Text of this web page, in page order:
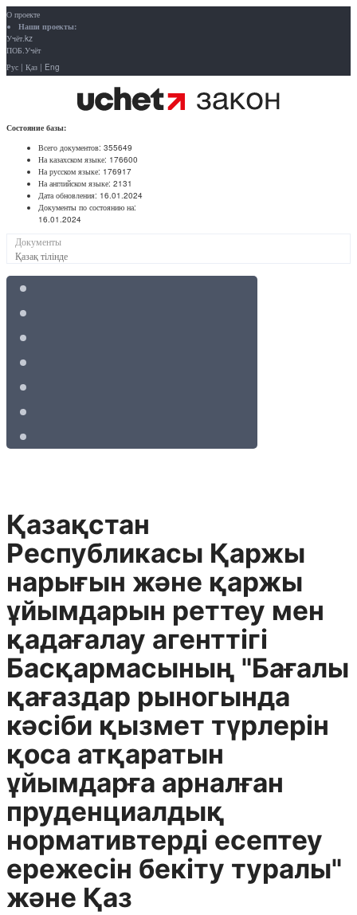
О проекте
Наши проекты:
Учёт.kz
ПОБ.Учёт
Рус | Қаз | Eng
Состояние базы:
Всего документов: 355649
На казахском языке: 176600
На русском языке: 176917
На английском языке: 2131
Дата обновления: 16.01.2024
Документы по состоянию на:
16.01.2024
Документы
Қазақ тілінде
Қазақстан
Республикасы Қаржы
нарығын және қаржы
ұйымдарын реттеу мен
қадағалау агенттігі
Басқармасының "Бағалы
қағаздар рыногында
кәсіби қызмет түрлерін
қоса атқаратын
ұйымдарға арналған
пруденциалдық
нормативтерді есептеу
ережесін бекіту туралы"
және Қаз